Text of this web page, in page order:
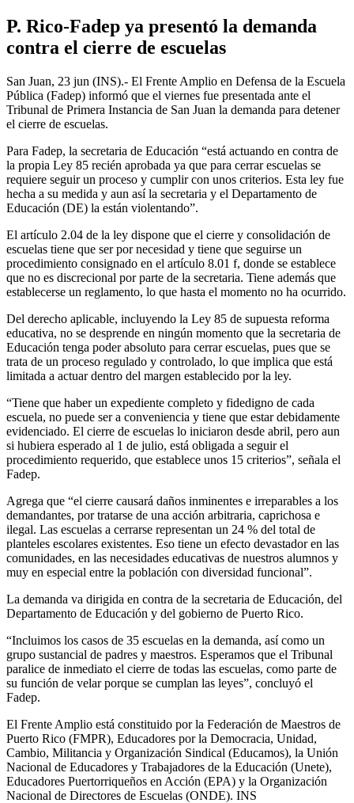
P. Rico-Fadep ya presentó la demanda
contra el cierre de escuelas
San Juan, 23 jun (INS).- El Frente Amplio en Defensa de la Escuela
Pública (Fadep) informó que el viernes fue presentada ante el
Tribunal de Primera Instancia de San Juan la demanda para detener
el cierre de escuelas.
Para Fadep, la secretaria de Educación “está actuando en contra de
la propia Ley 85 recién aprobada ya que para cerrar escuelas se
requiere seguir un proceso y cumplir con unos criterios. Esta ley fue
hecha a su medida y aun así la secretaria y el Departamento de
Educación (DE) la están violentando”.
El artículo 2.04 de la ley dispone que el cierre y consolidación de
escuelas tiene que ser por necesidad y tiene que seguirse un
procedimiento consignado en el artículo 8.01 f, donde se establece
que no es discrecional por parte de la secretaria. Tiene además que
establecerse un reglamento, lo que hasta el momento no ha ocurrido.
Del derecho aplicable, incluyendo la Ley 85 de supuesta reforma
educativa, no se desprende en ningún momento que la secretaria de
Educación tenga poder absoluto para cerrar escuelas, pues que se
trata de un proceso regulado y controlado, lo que implica que está
limitada a actuar dentro del margen establecido por la ley.
“Tiene que haber un expediente completo y fidedigno de cada
escuela, no puede ser a conveniencia y tiene que estar debidamente
evidenciado. El cierre de escuelas lo iniciaron desde abril, pero aun
si hubiera esperado al 1 de julio, está obligada a seguir el
procedimiento requerido, que establece unos 15 criterios”, señala el
Fadep.
Agrega que “el cierre causará daños inminentes e irreparables a los
demandantes, por tratarse de una acción arbitraria, caprichosa e
ilegal. Las escuelas a cerrarse representan un 24 % del total de
planteles escolares existentes. Eso tiene un efecto devastador en las
comunidades, en las necesidades educativas de nuestros alumnos y
muy en especial entre la población con diversidad funcional”.
La demanda va dirigida en contra de la secretaria de Educación, del
Departamento de Educación y del gobierno de Puerto Rico.
“Incluimos los casos de 35 escuelas en la demanda, así como un
grupo sustancial de padres y maestros. Esperamos que el Tribunal
paralice de inmediato el cierre de todas las escuelas, como parte de
su función de velar porque se cumplan las leyes”, concluyó el
Fadep.
El Frente Amplio está constituido por la Federación de Maestros de
Puerto Rico (FMPR), Educadores por la Democracia, Unidad,
Cambio, Militancia y Organización Sindical (Educamos), la Unión
Nacional de Educadores y Trabajadores de la Educación (Unete),
Educadores Puertorriqueños en Acción (EPA) y la Organización
Nacional de Directores de Escuelas (ONDE). INS